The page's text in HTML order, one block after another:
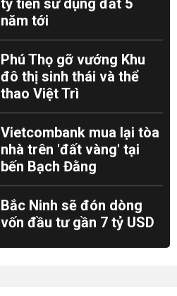
tỷ tiền sử dụng đất 5
năm tới
Phú Thọ gỡ vướng Khu
đô thị sinh thái và thể
thao Việt Trì
Vietcombank mua lại tòa
nhà trên 'đất vàng' tại
bến Bạch Đằng
Bắc Ninh sẽ đón dòng
vốn đầu tư gần 7 tỷ USD